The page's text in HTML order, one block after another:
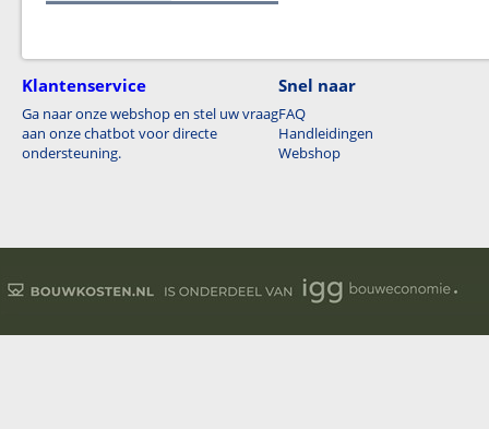
Klantenservice
Ga naar onze webshop en stel uw vraag
aan onze chatbot voor directe
ondersteuning.
Snel naar
FAQ
Handleidingen
Webshop